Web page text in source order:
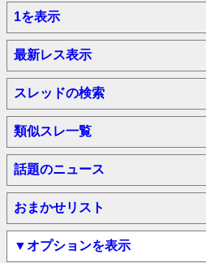
1を表示
最新レス表示
スレッドの検索
類似スレ一覧
話題のニュース
おまかせリスト
▼オプションを表示